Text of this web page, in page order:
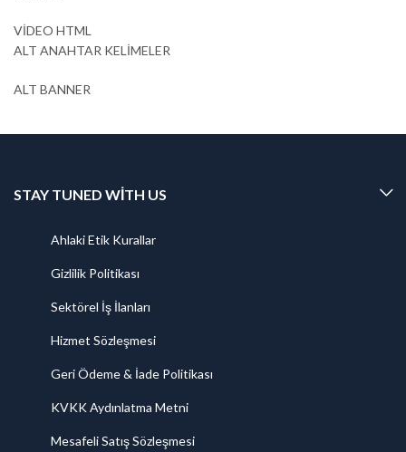
VİDEO HTML
ALT ANAHTAR KELİMELER
ALT BANNER
STAY TUNED WITH US
Ahlaki Etik Kurallar
Gizlilik Politikası
Sektörel İş İlanları
Hizmet Sözleşmesi
Geri Ödeme & İade Politikası
KVKK Aydınlatma Metni
Mesafeli Satış Sözleşmesi